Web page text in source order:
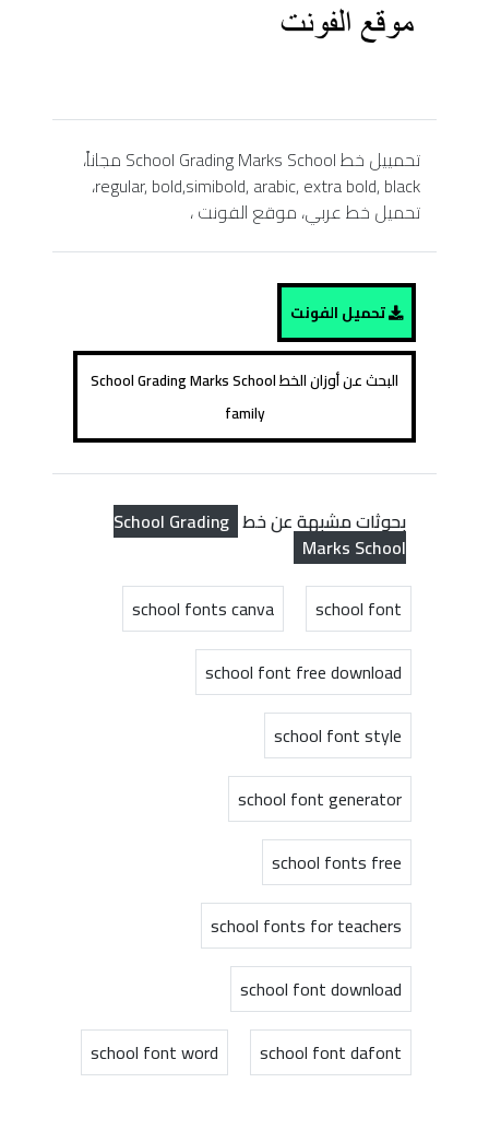
تحمييل خط School Grading Marks School مجاناً،
regular, bold,simibold, arabic, extra bold, black،
تحميل خط عربي، موقع الفونت ،
تحميل الفونت
البحث عن أوزان الخط School Grading Marks School
family
بحوثات مشبهة عن خط School Grading
Marks School
school font
school fonts canva
school font free download
school font style
school font generator
school fonts free
school fonts for teachers
school font download
school font dafont
school font word